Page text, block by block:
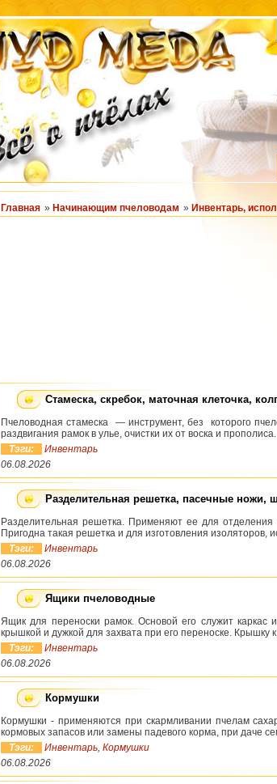
Главная » Начинающим пчеловодам » Инвентарь,
Стамеска, скребок, маточная клеточка,
Пчеловодная стамеска — инструмент, без которого
раздвигания рамок в улье, очистки их от воска и
Тэги:
Инвентарь
06.08.2026
Разделительная решетка, пасечные ножи,
Разделительная решетка. Применяют ее для отделения
Пригодна такая решетка и для изготовления изоляторов,
Тэги:
Инвентарь
06.08.2026
Ящики пчеловодные
Ящик для переноски рамок. Основой его служит
крышкой и дужкой для захвата при его переноске. Крышку
Тэги:
Инвентарь
06.08.2026
Кормушки
Кормушки - применяются при скармливании пчелам
кормовых запасов или замены падевого корма, при даче
Тэги:
Инвентарь, Кормушки
06.08.2026